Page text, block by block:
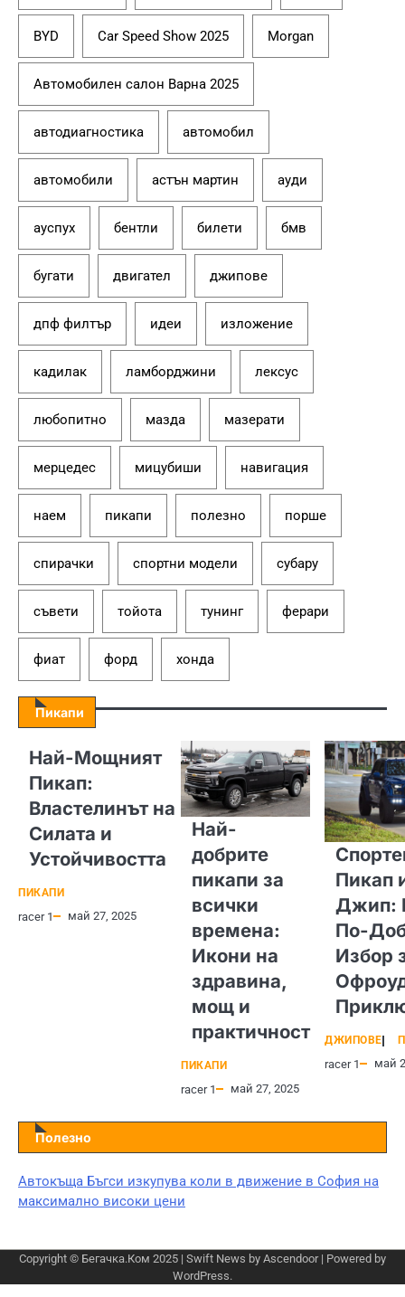
BYD Car Speed Show 2025 Morgan
Автомобилен салон Варна 2025
автодиагностика автомобил
автомобили астън мартин ауди
ауспух бентли билети бмв
бугати двигател джипове
дпф филтър идеи изложение
кадилак ламборджини лексус
любопитно мазда мазерати
мерцедес мицубиши навигация
наем пикапи полезно порше
спирачки спортни модели субару
съвети тойота тунинг ферари
фиат форд хонда
Пикапи
Най-Мощният
Пикап:
Властелинът на
Силата и
Устойчивостта
ПИКАПИ
racer 1 май 27, 2025
Най-
добрите
пикапи за
всички
времена:
Икони на
здравина,
мощ и
практичност
ПИКАПИ
racer 1 май 27, 2025
Пикап
Джип:
По-
Избор
ДЖИПОВЕ
racer 1 май
Полезно
Автокъща Бъгси изкупува коли в движение в София на
максимално високи цени
Copyright © Бегачка.Ком 2025 | Swift News by Ascendoor| Powered by
WordPress.